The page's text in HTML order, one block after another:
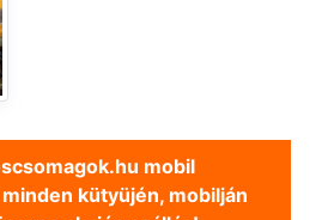
mobil
kütyüjén, mobilján